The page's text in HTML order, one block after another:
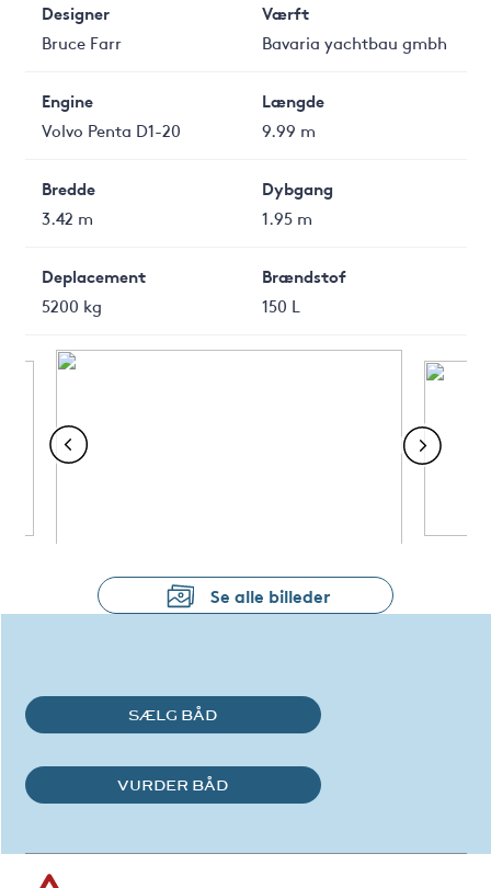
Designer
Bruce Farr
Værft
Bavaria yachtbau gmbh
Engine
Volvo Penta D1-20
Længde
9.99 m
Bredde
3.42 m
Dybgang
1.95 m
Deplacement
5200 kg
Brændstof
150 L
Se alle billeder
SÆLG BÅD
VURDER BÅD